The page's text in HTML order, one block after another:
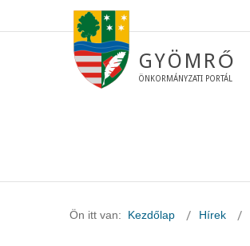
GYÖMRŐ
ÖNKORMÁNYZATI PORTÁL
Ön itt van: Kezdőlap Hírek